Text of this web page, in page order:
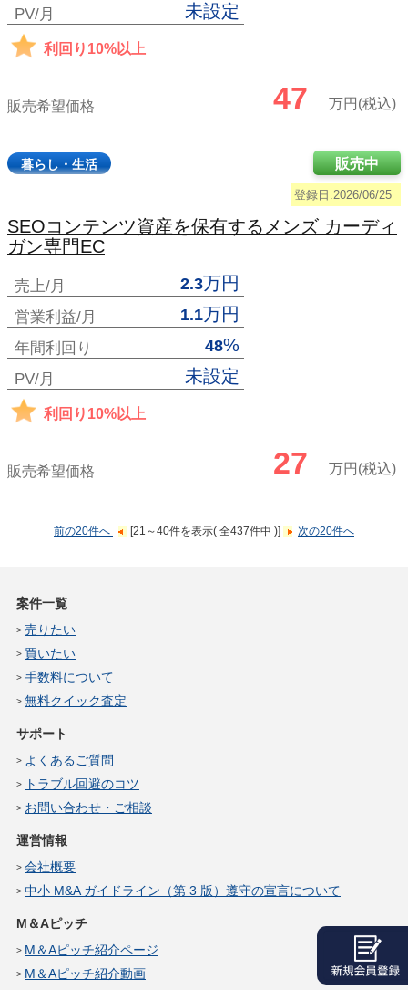
PV/月 未設定
利回り10%以上
販売希望価格 47 万円(税込)
暮らし・生活
登録日:2026/06/25
販売中
SEOコンテンツ資産を保有するメンズ カーディ
ガン専門EC
売上/月 2.3万円
営業利益/月 1.1万円
年間利回り 48%
PV/月 未設定
利回り10%以上
販売希望価格 27 万円(税込)
前の20件へ [21～40件を表示( 全437件中 )] 次の20件へ
案件一覧
売りたい
買いたい
手数料について
無料クイック査定
サポート
よくあるご質問
トラブル回避のコツ
お問い合わせ・ご相談
運営情報
会社概要
中小 M&A ガイドライン（第 3 版）遵守の宣言について
M＆Aピッチ
M＆Aピッチ紹介ページ
M＆Aピッチ紹介動画